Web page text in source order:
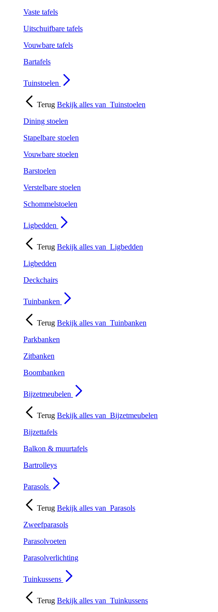
Vaste tafels
Uitschuifbare tafels
Vouwbare tafels
Bartafels
Tuinstoelen
Terug Bekijk alles van Tuinstoelen
Dining stoelen
Stapelbare stoelen
Vouwbare stoelen
Barstoelen
Verstelbare stoelen
Schommelstoelen
Ligbedden
Terug Bekijk alles van Ligbedden
Ligbedden
Deckchairs
Tuinbanken
Terug Bekijk alles van Tuinbanken
Parkbanken
Zitbanken
Boombanken
Bijzetmeubelen
Terug Bekijk alles van Bijzetmeubelen
Bijzettafels
Balkon & muurtafels
Bartrolleys
Parasols
Terug Bekijk alles van Parasols
Zweefparasols
Parasolvoeten
Parasolverlichting
Tuinkussens
Terug Bekijk alles van Tuinkussens